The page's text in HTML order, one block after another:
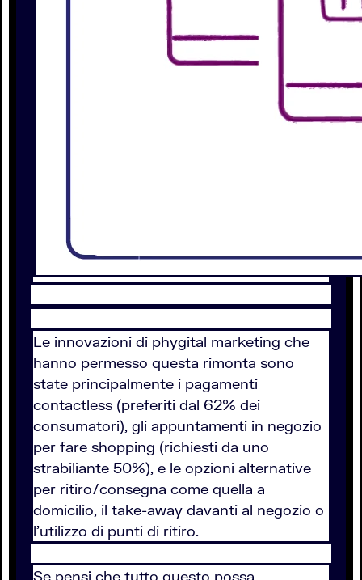
Le innovazioni di phygital marketing che
hanno permesso questa rimonta sono
state principalmente i pagamenti
contactless (preferiti dal 62% dei
consumatori), gli appuntamenti in negozio
per fare shopping (richiesti da uno
strabiliante 50%), e le opzioni alternative
per ritiro/consegna come quella a
domicilio, il take-away davanti al negozio o
l'utilizzo di punti di ritiro.
Se pensi che tutto questo possa